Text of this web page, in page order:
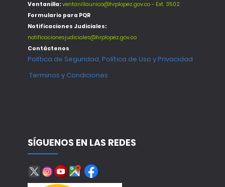
Ventanilla: ventanillaunica@hrplopez.gov.co - Ext. 3502
Formulario para PQR
Notificaciones Judiciales:
notificacionesjudiciales@hrplopez.gov.co
Contáctenos
Política de Seguridad, Política de Uso y Privacidad
Terminos y Condiciones
SÍGUENOS EN LAS REDES